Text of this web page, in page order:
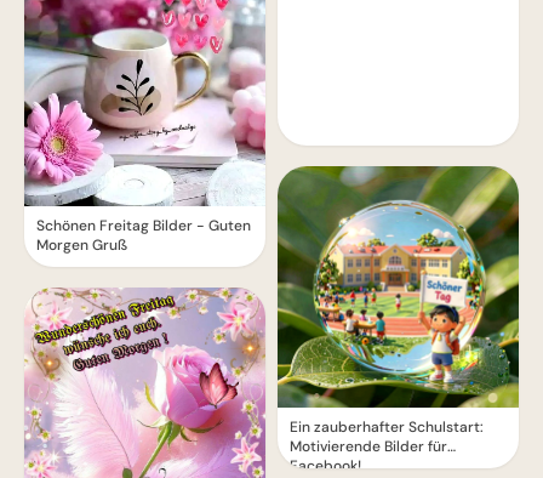
Schönen Freitag Bilder - Guten
Morgen Gruß
Ein zauberhafter Schulstart:
Motivierende Bilder für
Facebook!